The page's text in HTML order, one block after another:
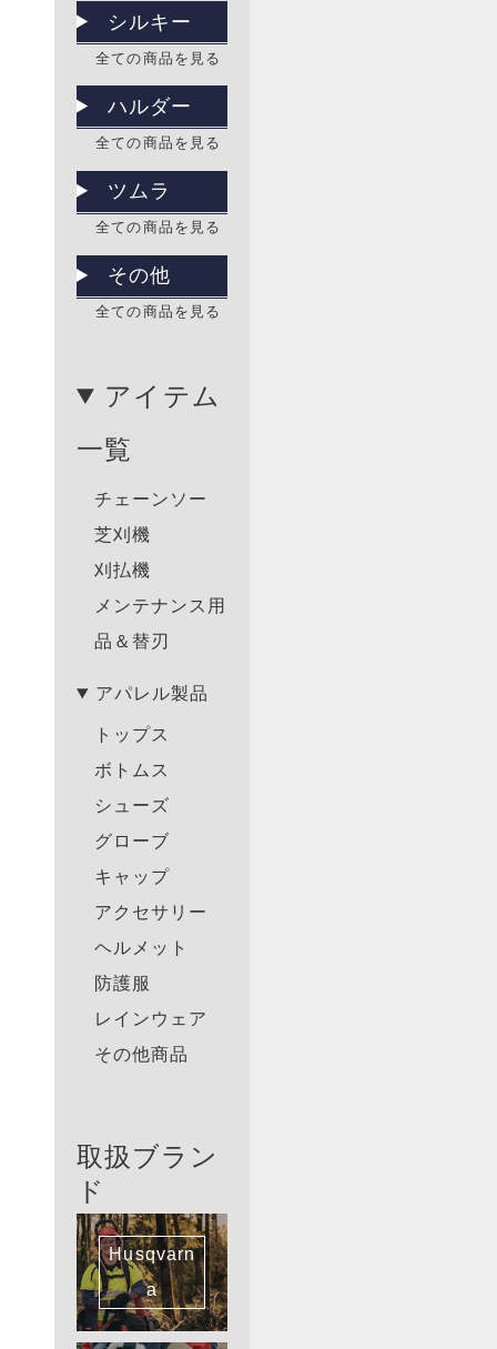
シルキー
全ての商品を見る
ハルダー
全ての商品を見る
ツムラ
全ての商品を見る
その他
全ての商品を見る
アイテム
一覧
チェーンソー
芝刈機
刈払機
メンテナンス用
品＆替刃
アパレル製品
トップス
ボトムス
シューズ
グローブ
キャップ
アクセサリー
ヘルメット
防護服
レインウェア
その他商品
取扱ブラン
ド
Husqvarn
a